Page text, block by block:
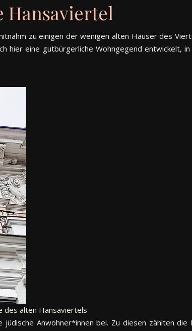
Hansaviertel
zu einigen der wenigen alten Häuser des
hier eine gutbürgerliche Wohngegend entwickelt,
des alten Hansaviertels
Anwohner*innen bei. Zu diesen zählten die